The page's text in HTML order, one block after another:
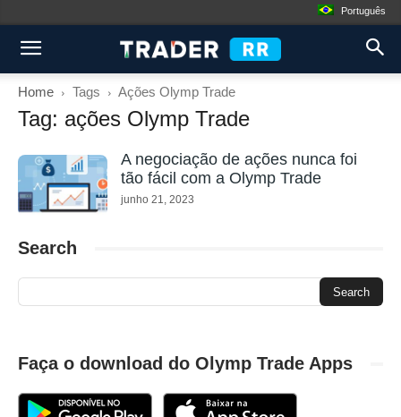
Português
Home Tags Ações Olymp Trade
Tag: ações Olymp Trade
A negociação de ações nunca foi
tão fácil com a Olymp Trade
junho 21, 2023
Search
Faça o download do Olymp Trade Apps